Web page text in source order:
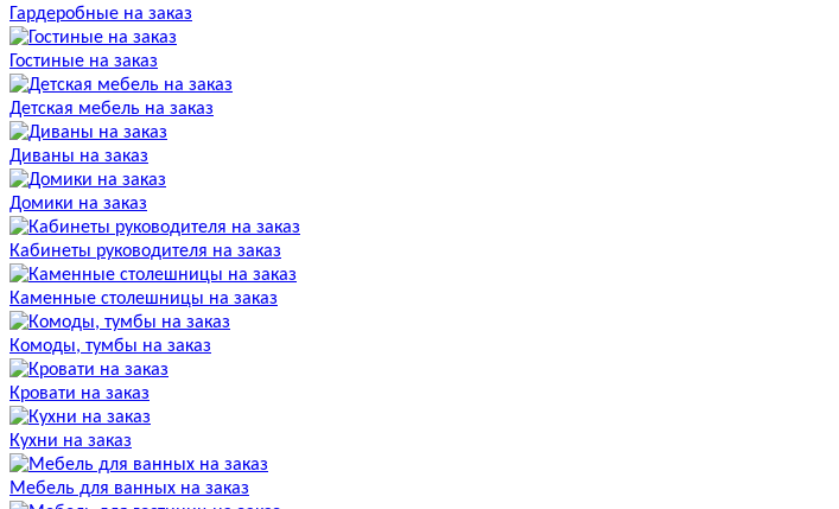
Гардеробные на заказ
Гостиные на заказ
Детская мебель на заказ
Диваны на заказ
Домики на заказ
Кабинеты руководителя на заказ
Каменные столешницы на заказ
Комоды, тумбы на заказ
Кровати на заказ
Кухни на заказ
Мебель для ванных на заказ